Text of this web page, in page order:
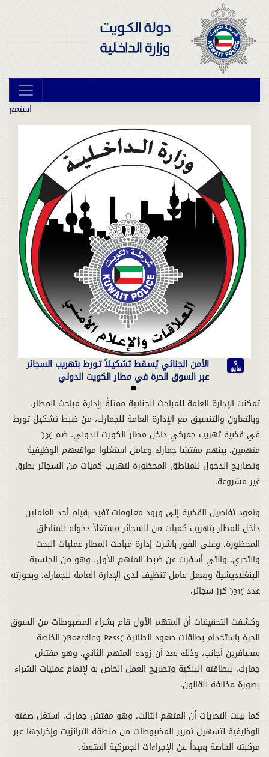
استمع
9
مايو الأمن الجنائي يُسـقط تشكيـلاً تـورط بتهريب السجائر
عبر السوق الحرة في مطار الكويت الدولي
تمكنت الإدارة العامة للمباحث الجنائية ممثلةً بإدارة مباحث المطار،
وبالتعاون والتنسيق مع الإدارة العامة للجمارك، من ضبط تشكيل تورط
في قضية تهريب جمركي داخل مطار الكويت الدولي، ضم (3)
متهمين، بينهم مفتشا جمارك وعامل استغلوا مواقعهم الوظيفية
وتصاريح الدخول للمناطق المحظورة لتهريب كميات من السجائر بطرق
وتعود تفاصيل القضية إلى ورود معلومات تفيد بقيام أحد العاملين
داخل المطار بتهريب كميات من السجائر مستغلاً دخوله للمناطق
المحظورة، وعلى الفور باشرت إدارة مباحث المطار عمليات البحث
والتحري، والتي أسفرت عن ضبط المتهم الأول، وهو من الجنسية
البنغلاديشية ويعمل عامل تنظيف لدى الإدارة العامة للجمارك، وبحوزته
وكشفت التحقيقات أن المتهم الأول قام بشراء المضبوطات من السوق
الحرة باستخدام بطاقات صعود الطائرة (Boarding Pass) الخاصة
بمسافرين أجانب، وذلك بعد أن زوده المتهم الثاني، وهو مفتش
جمارك، ببطاقته البنكية وتصريح العمل الخاص به لإتمام عمليات الشراء
كما بينت التحريات أن المتهم الثالث، وهو مفتش جمارك، استغل صفته
الوظيفية لتسهيل تمرير المضبوطات من منطقة الترانزيت وإخراجها عبر